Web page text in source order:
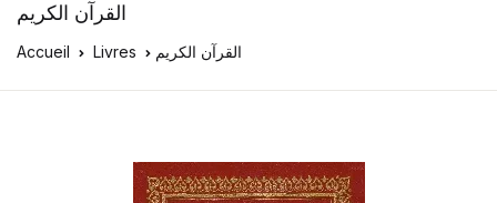
القرآن الكريم
Accueil Livres القرآن الكريم